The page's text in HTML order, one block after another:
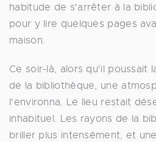
habitude de s'arrêter à la
pour y lire quelques pages
maison.
Ce soir-là, alors qu'il poussait
de la bibliothèque, une
l'environna. Le lieu restait
inhabituel. Les rayons de la
briller plus intensément, et